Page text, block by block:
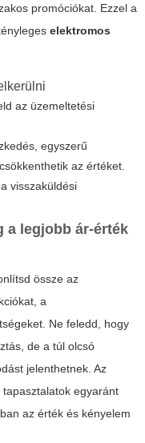
promóciókat. Ezzel a
elektromos
az üzemeltetési
egyszerű
az értéket.
visszaküldési
a legjobb ár-érték
össze az
a
Ne feledd, hogy
de a túl olcsó
jelenthetnek. Az
egyaránt
az érték és kényelem